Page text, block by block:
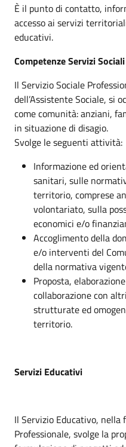
È il punto di contatto,
accesso ai servizi
educativi.
Competenze Servizi Sociali
Il Servizio Sociale
dell’Assistente Sociale, si
come comunità: anziani,
in situazione di disagio.
Svolge le seguenti attività:
Informazione ed
sanitari, sulle
territorio, comprese
volontariato, sulla
economici e/o
Accoglimento della
e/o interventi del
della normativa
Proposta,
collaborazione con
strutturate ed
territorio.
Servizi Educativi
Il Servizio Educativo, nella
Professionale, svolge la